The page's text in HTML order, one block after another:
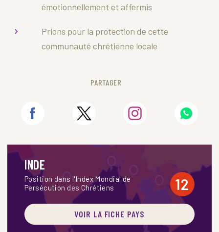
émotionnellement et affermis
Prions pour la protection de cette
communauté chrétienne locale
PARTAGER
INDE
Position dans l'Index Mondial de
Persécution des Chrétiens
12
VOIR LA FICHE PAYS